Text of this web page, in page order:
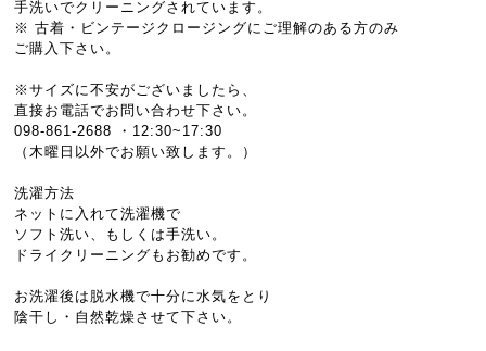
手洗いでクリーニングされています。
※ 古着・ビンテージクロージングにご理解のある方のみ
ご購入下さい。
※サイズに不安がございましたら、
直接お電話でお問い合わせ下さい。
098-861-2688 ・12:30~17:30
（木曜日以外でお願い致します。）
洗濯方法
ネットに入れて洗濯機で
ソフト洗い、もしくは手洗い。
ドライクリーニングもお勧めです。
お洗濯後は脱水機で十分に水気をとり
陰干し・自然乾燥させて下さい。